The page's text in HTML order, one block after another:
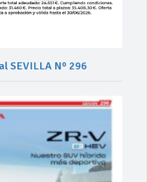
SEVILLA Nº 296